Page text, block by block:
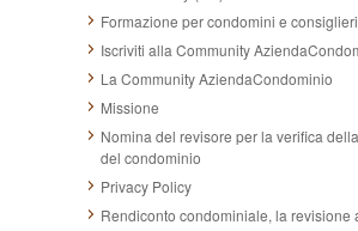
Formazione per condomini e consiglieri
Iscriviti alla Community
La Community AziendaCondominio
Missione
Nomina del revisore per la verifica
del condominio
Privacy Policy
Rendiconto condominiale, la revisione